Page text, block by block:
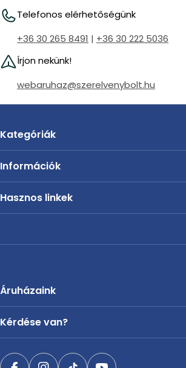
Telefonos elérhetőségünk
+36 30 265 8491 | +36 30 222 5036
Írjon nekünk!
webaruhaz@szerelvenybolt.hu
Kategóriák
Információk
Hasznos linkek
Áruházaink
Kérdése van?